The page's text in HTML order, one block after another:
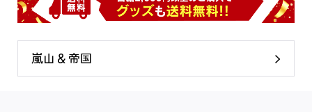
嵐山＆帝国